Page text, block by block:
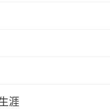
涯